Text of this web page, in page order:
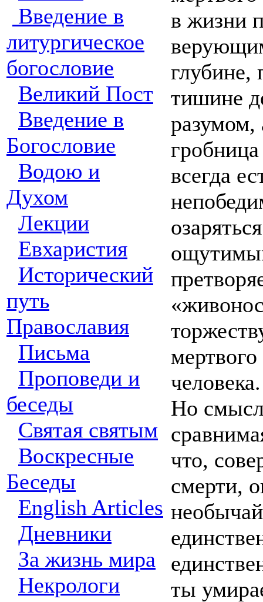
Введение в
литургическое
богословие
Великий Пост
Введение в
Богословие
Водою и
Духом
Лекции
Евхаристия
Исторический
путь
Православия
Письма
Проповеди и
беседы
Святая святым
Воскресные
Беседы
English Articles
Дневники
За жизнь мира
Некрологи
в жизни
глубине,
тишине
всегда
мертвого
Но
что,
смерти,
ты